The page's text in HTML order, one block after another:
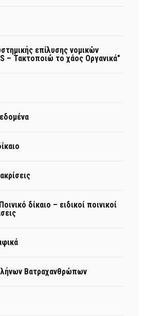
επίλυσης νομικών
– Τακτοποιώ το χάος Οργανικά"
δίκαιο – ειδικοί ποινικοί
Βατραχανθρώπων